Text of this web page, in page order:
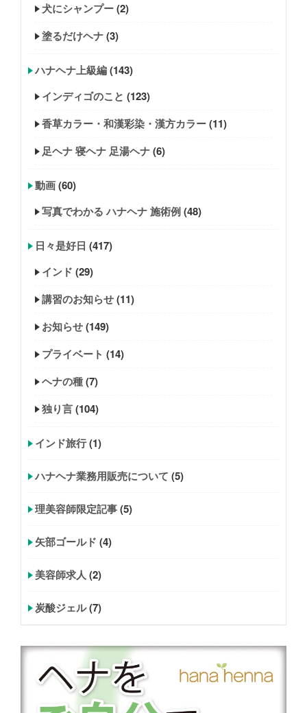
犬にシャンプー(2)
塗るだけヘナ(3)
ハナヘナ上級編(143)
インディゴのこと (123)
香草カラー・和漢彩染・漢方カラー(11)
足ヘナ 寝ヘナ 足湯ヘナ(6)
動画(60)
写真でわかる ハナヘナ 施術例(48)
日々是好日 (417)
インド (29)
講習のお知らせ(11)
お知らせ(149)
プライベート (14)
ヘナの種(7)
独り言(104)
インド旅行(1)
ハナヘナ業務用販売について (5)
理美容師限定記事(5)
矢部ゴールド (4)
美容師求人 (2)
炭酸ジェル(7)